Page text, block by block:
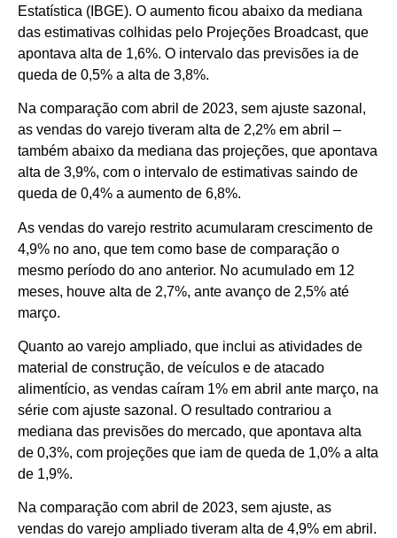
Estatística (IBGE). O aumento ficou abaixo da mediana
das estimativas colhidas pelo Projeções Broadcast, que
apontava alta de 1,6%. O intervalo das previsões ia de
queda de 0,5% a alta de 3,8%.
Na comparação com abril de 2023, sem ajuste sazonal,
as vendas do varejo tiveram alta de 2,2% em abril –
também abaixo da mediana das projeções, que apontava
alta de 3,9%, com o intervalo de estimativas saindo de
queda de 0,4% a aumento de 6,8%.
As vendas do varejo restrito acumularam crescimento de
4,9% no ano, que tem como base de comparação o
mesmo período do ano anterior. No acumulado em 12
meses, houve alta de 2,7%, ante avanço de 2,5% até
março.
Quanto ao varejo ampliado, que inclui as atividades de
material de construção, de veículos e de atacado
alimentício, as vendas caíram 1% em abril ante março, na
série com ajuste sazonal. O resultado contrariou a
mediana das previsões do mercado, que apontava alta
de 0,3%, com projeções que iam de queda de 1,0% a alta
de 1,9%.
Na comparação com abril de 2023, sem ajuste, as
vendas do varejo ampliado tiveram alta de 4,9% em abril.